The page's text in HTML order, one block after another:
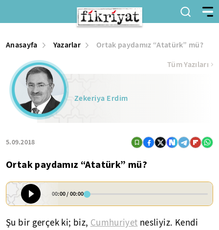
Anasayfa Yazarlar Ortak paydamız “Atatürk” mü?
Zekeriya Erdim
5.09.2018
Tüm Yazıları
Ortak paydamız “Atatürk” mü?
00:00/00:00
Şu bir gerçek ki; biz, Cumhuriyet nesliyiz. Kendi